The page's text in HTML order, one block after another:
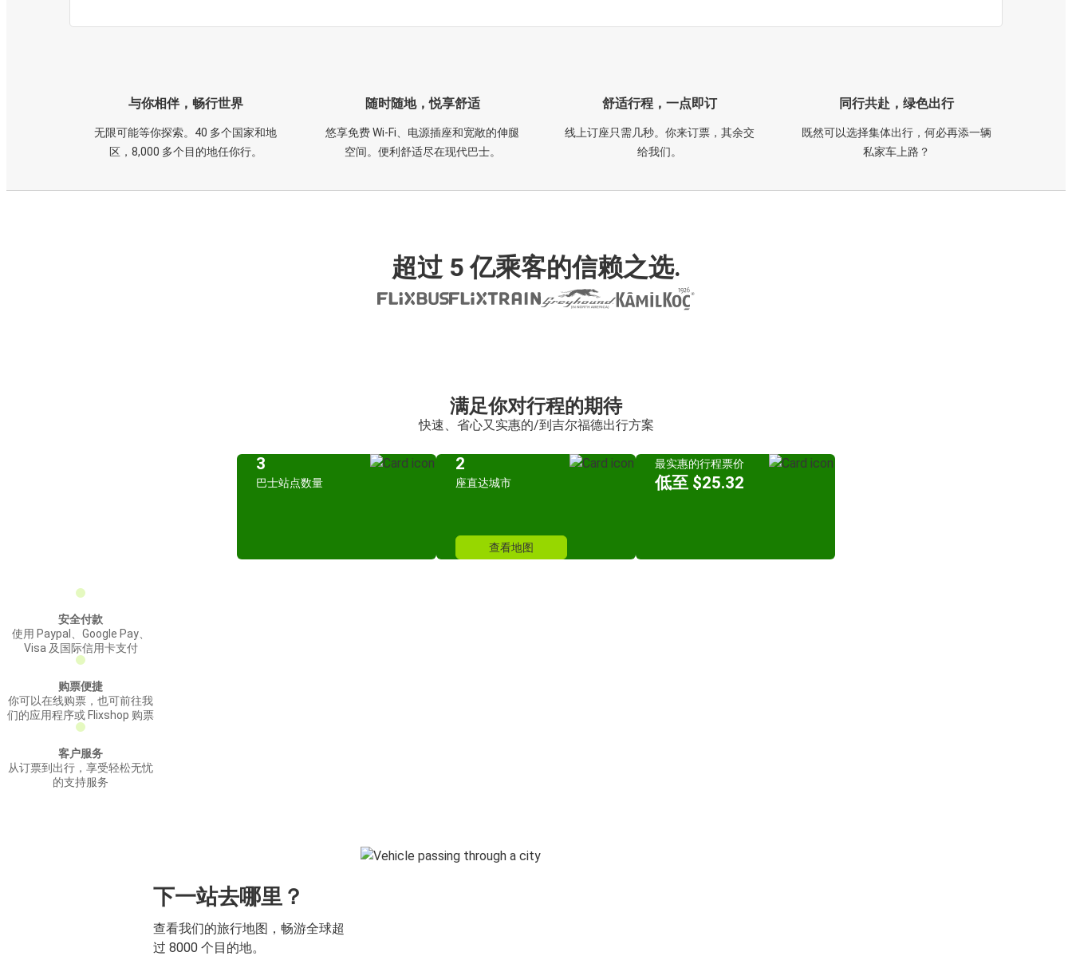
与你相伴，畅行世界
无限可能等你探索。40 多个国家和地
区，8,000 多个目的地任你行。
随时随地，悦享舒适
悠享免费 Wi-Fi、电源插座和宽敞的伸腿
空间。便利舒适尽在现代巴士。
舒适行程，一点即订
线上订座只需几秒。你来订票，其余交
给我们。
同行共赴，绿色出行
既然可以选择集体出行，何必再添一辆
私家车上路？
超过 5 亿乘客的信赖之选.
满足你对行程的期待
快速、省心又实惠的/到吉尔福德出行方案
3
巴士站点数量
2
座直达城市
查看地图
最实惠的行程票价
低至 $25.32
安全付款
使用 Paypal、Google Pay、
Visa 及国际信用卡支付
购票便捷
你可以在线购票，也可前往我
们的应用程序或 Flixshop 购票
客户服务
从订票到出行，享受轻松无忧
的支持服务
下一站去哪里？
查看我们的旅行地图，畅游全球超
过 8000 个目的地。